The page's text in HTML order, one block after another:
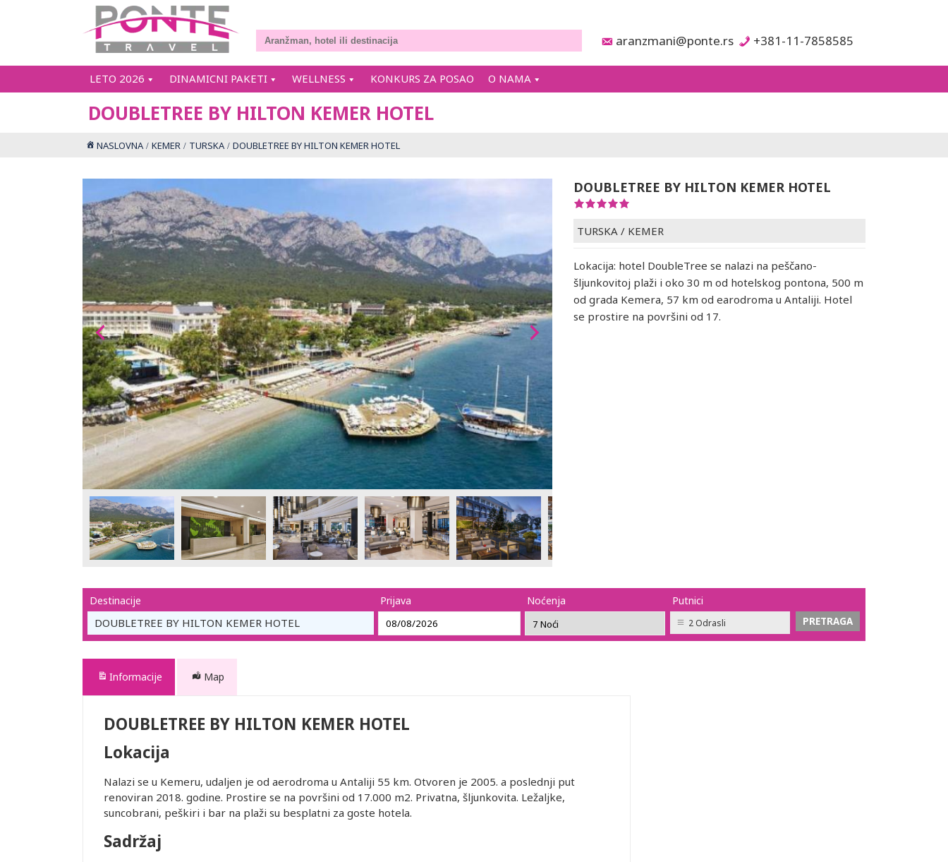
aranzmani@ponte.rs +381-11-7858585
LETO 2026 DINAMICNI PAKETI WELLNESS KONKURS ZA POSAO O NAMA
DOUBLETREE BY HILTON KEMER HOTEL
NASLOVNA KEMER TURSKA DOUBLETREE BY HILTON KEMER HOTEL
DOUBLETREE BY HILTON KEMER HOTEL
TURSKA / KEMER
Lokacija: hotel DoubleTree se nalazi na peščano-
šljunkovitoj plaži i oko 30 m od hotelskog pontona, 500 m
od grada Kemera, 57 km od earodroma u Antaliji. Hotel
se prostire na površini od 17.
Destinacije
DOUBLETREE BY HILTON KEMER HOTEL
Prijava Noćenja Putnici
2 Odrasli
Informacije Map
DOUBLETREE BY HILTON KEMER HOTEL
Lokacija
Nalazi se u Kemeru, udaljen je od aerodroma u Antaliji 55 km. Otvoren je 2005. a poslednji put
renoviran 2018. godine. Prostire se na površini od 17.000 m2. Privatna, šljunkovita. Ležaljke,
suncobrani, peškiri i bar na plaži su besplatni za goste hotela.
Sadržaj